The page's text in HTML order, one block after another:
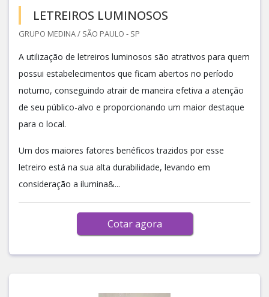
LETREIROS LUMINOSOS
GRUPO MEDINA / SÃO PAULO - SP
A utilização de letreiros luminosos são atrativos para quem
possui estabelecimentos que ficam abertos no período
noturno, conseguindo atrair de maneira efetiva a atenção
de seu público-alvo e proporcionando um maior destaque
para o local.
Um dos maiores fatores benéficos trazidos por esse
letreiro está na sua alta durabilidade, levando em
consideração a ilumina&...
Cotar agora